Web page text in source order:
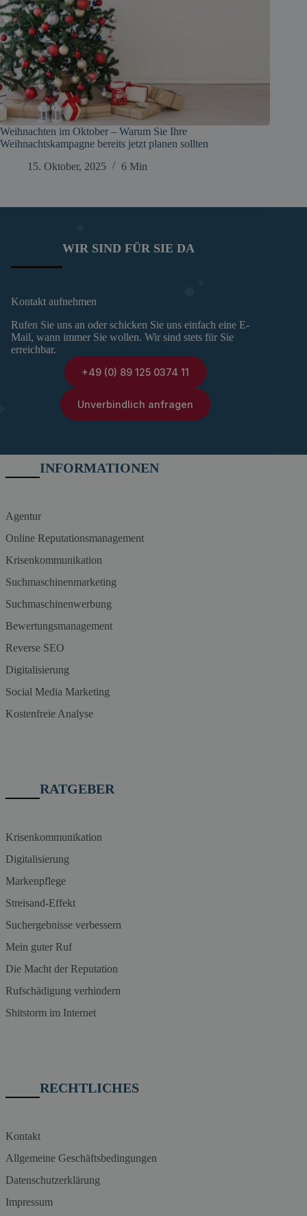
Weihnachten im Oktober – Warum Sie Ihre
Weihnachtskampagne bereits jetzt planen sollten
15. Oktober, 2025
6 Min
WIR SIND FÜR SIE DA
Kontakt aufnehmen
Rufen Sie uns an oder schicken Sie uns einfach eine E-
Mail, wann immer Sie wollen. Wir sind stets für Sie
erreichbar.
+49 (0) 89 125 0374 11
Unverbindlich anfragen
INFORMATIONEN
Agentur
Online Reputationsmanagement
Krisenkommunikation
Suchmaschinenmarketing
Suchmaschinenwerbung
Bewertungsmanagement
Reverse SEO
Digitalisierung
Social Media Marketing
Kostenfreie Analyse
RATGEBER
Krisenkommunikation
Digitalisierung
Markenpflege
Streisand-Effekt
Suchergebnisse verbessern
Mein guter Ruf
Die Macht der Reputation
Rufschädigung verhindern
Shitstorm im Internet
RECHTLICHES
Kontakt
Allgemeine Geschäftsbedingungen
Datenschutzerklärung
Impressum